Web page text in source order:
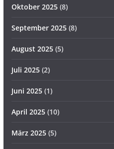
Oktober 2025(8)
September 2025(8)
August 2025(5)
Juli 2025(2)
Juni 2025(1)
April 2025(10)
März 2025(5)